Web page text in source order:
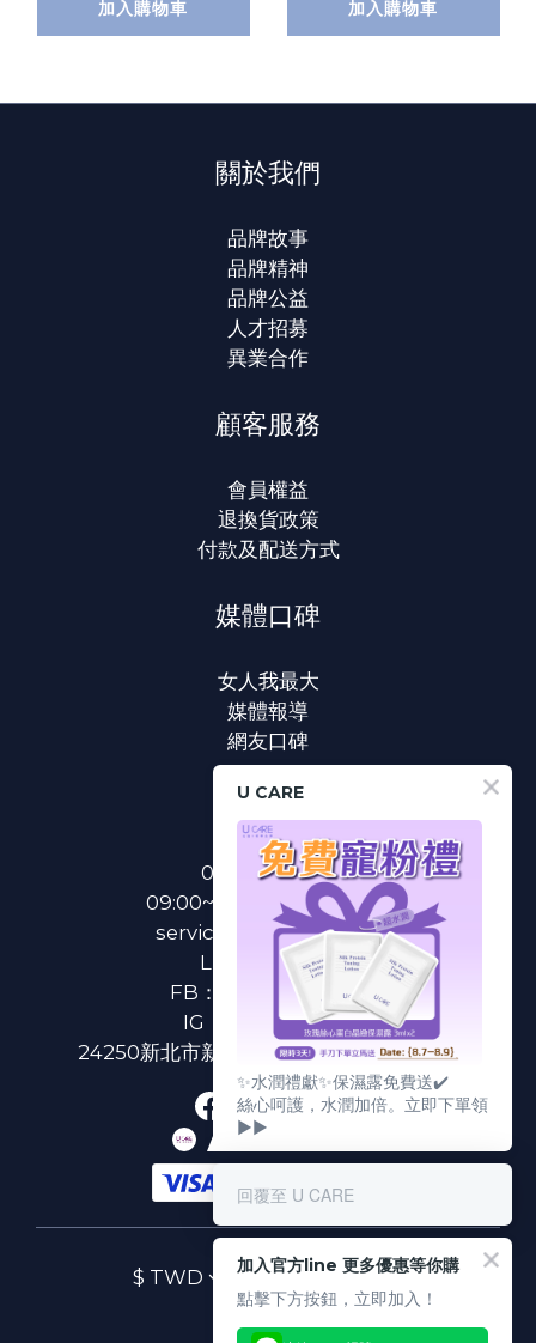
加入購物車 加入購物車
關於我們
品牌故事
品牌精神
品牌公益
人才招募
異業合作
顧客服務
會員權益
退換貨政策
付款及配送方式
媒體口碑
女人我最大
媒體報導
網友口碑
聯絡我們
0800-233-233
09:00~18:00(國定假日除外)
service@u-care.com.tw
LINE：
@ucare
FB：
U CARE 美麗粉專
IG：
ucare.tw2002
24250新北市新莊區新北大道二段312號3樓
$ TWD 繁體中文
U CARE
✨水潤禮獻✨保濕露免費送✔️
絲心呵護，水潤加倍。立即下單領
▶▶
回覆至 U CARE
加入官方line 更多優惠等你購
點擊下方按鈕，立即加入！